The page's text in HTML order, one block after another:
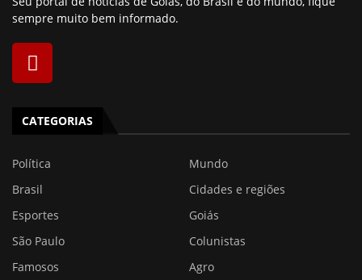
sempre muito bem informado.
CATEGORIAS
Política
Mundo
Brasil
Cidades e regiões
Esportes
Goiás
São Paulo
Colunistas
Famosos
Agro